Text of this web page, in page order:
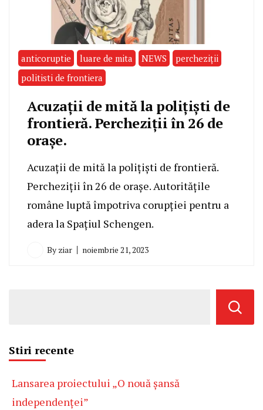
anticoruptie luare de mita NEWS
percheziții
politisti de frontiera
Acuzații de mită la polițiști de
frontieră. Percheziții în 26 de
orașe.
Acuzații de mită la polițiști de frontieră.
Percheziții în 26 de orașe. Autoritățile
române luptă împotriva corupției pentru a
adera la Spațiul Schengen.
By ziar noiembrie 21, 2023
Stiri recente
Lansarea proiectului „O nouă șansă
independenței”